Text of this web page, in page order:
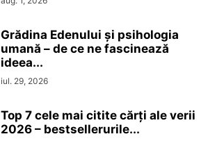
Grădina Edenului și psihologia
umană – de ce ne fascinează
ideea...
iul. 29, 2026
Top 7 cele mai citite cărți ale verii
2026 – bestsellerurile...